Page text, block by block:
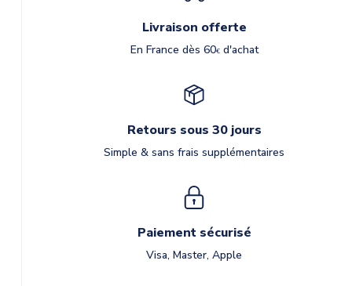
Livraison offerte
En France dès 60€d'achat
Retours sous 30 jours
Simple & sans frais supplémentaires
Paiement sécurisé
Visa, Master, Apple